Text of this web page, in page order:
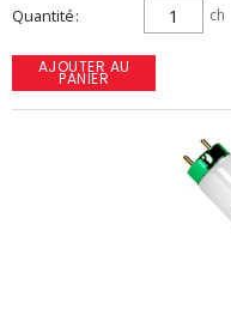
Quantité ch
AJOUTER AU
PANIER